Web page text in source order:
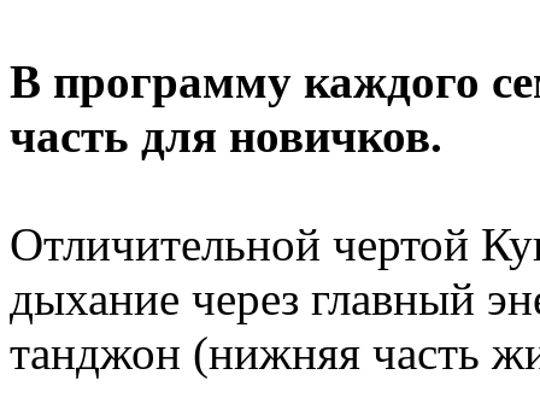
В программу каждого
часть для новичков.
Отличительной чертой
дыхание через главный
танджон (нижняя часть